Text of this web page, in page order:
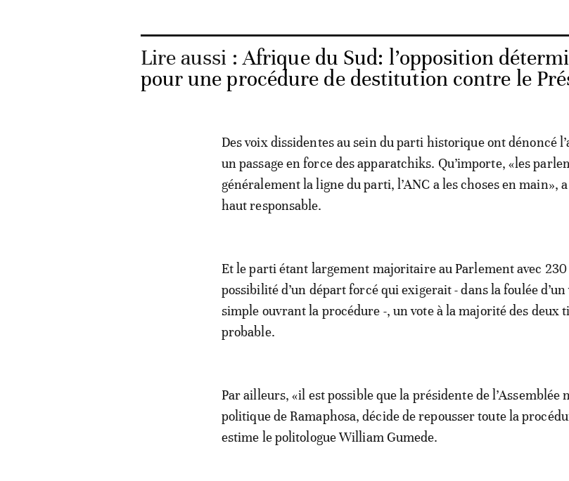
Lire aussi :Afrique du Sud: l’opposition
pour une procédure de destitution contre le
Des voix dissidentes au sein du parti historique ont dénoncé
un passage en force des apparatchiks. Qu’importe, «les
généralement la ligne du parti, l’ANC a les choses en main»,
haut responsable.
Et le parti étant largement majoritaire au Parlement avec
possibilité d’un départ forcé qui exigerait - dans la foulée
simple ouvrant la procédure -, un vote à la majorité des deux
probable.
Par ailleurs, «il est possible que la présidente de l’Assemblée
politique de Ramaphosa, décide de repousser toute la
estime le politologue William Gumede.